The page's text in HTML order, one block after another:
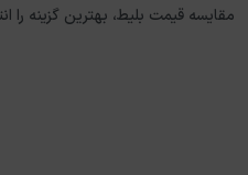
مقایسه قیمت بلیط، بهترین گزینه را